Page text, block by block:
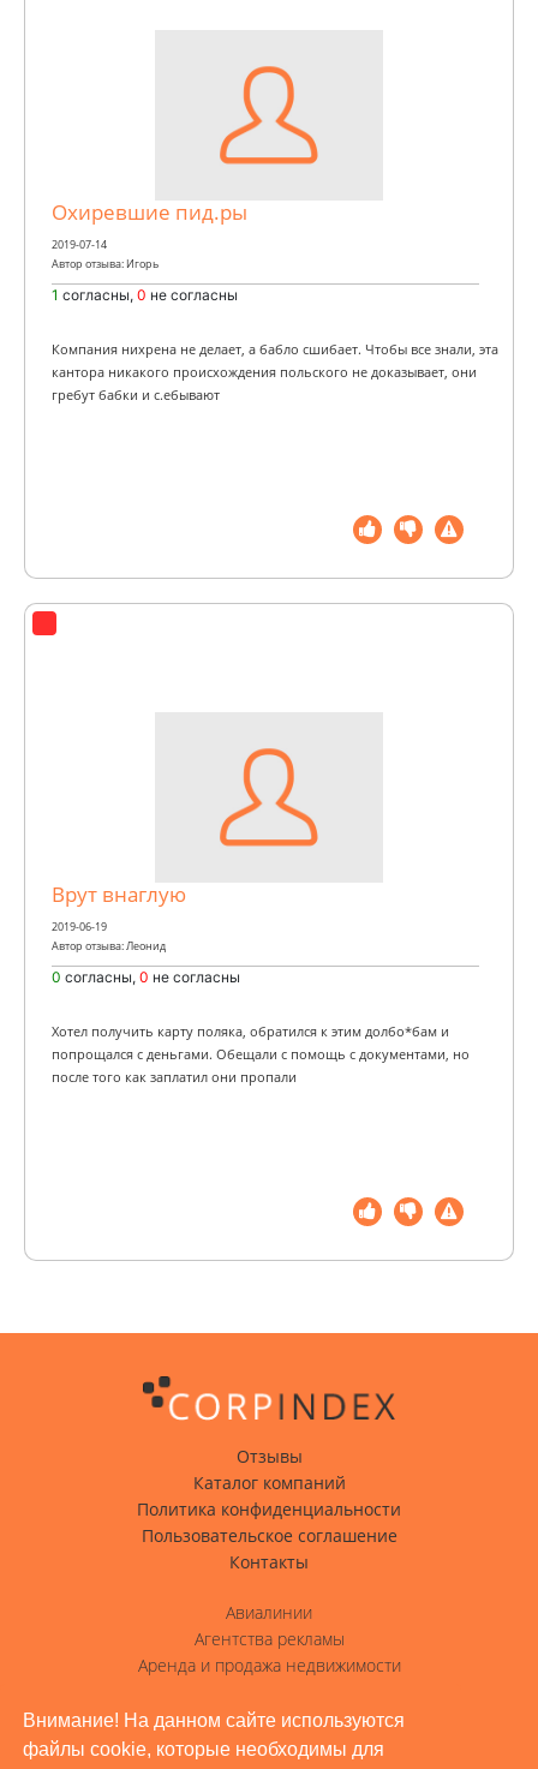
Внимание! На данном сайте используются
файлы cookie, которые необходимы для
Охиревшие пид.ры
2019-07-14
Автор отзыва: Игорь
1 согласны, 0 не согласны
Компания нихрена не делает, а бабло сшибает. Чтобы все знали, эта
кантора никакого происхождения польского не доказывает, они
гребут бабки и с.ебывают
Врут внаглую
2019-06-19
Автор отзыва: Леонид
0 согласны, 0 не согласны
Хотел получить карту поляка, обратился к этим долбо*бам и
попрощался с деньгами. Обещали с помощь с документами, но
после того как заплатил они пропали
Отзывы
Каталог компаний
Политика конфиденциальности
Пользовательское соглашение
Контакты
Авиалинии
Агентства рекламы
Аренда и продажа недвижимости
Гостиницы, отели